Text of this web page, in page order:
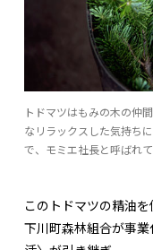
トドマツはもみの木の仲
なリラックスした気持ち
で、モミエ社長と呼ばれて
このトドマツの精油
下川町森林組合が事